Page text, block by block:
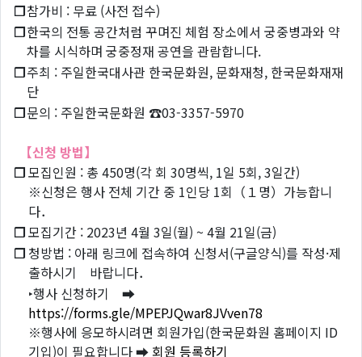
❐참가비 : 무료 (사전 접수)
❐한국의 전통 공간처럼 꾸며진 체험 장소에서 궁중병과와 약
차를 시식하며 궁중정재 공연을 관람합니다.
❐주최 : 주일한국대사관 한국문화원, 문화재청, 한국문화재재
단
❐문의 : 주일한국문화원 ☎03-3357-5970
【신청 방법】
❐모집인원 : 총 450명(각 회 30명씩, 1일 5회, 3일간)
※신청은 행사 전체 기간 중 1인당 1회（１명）가능합니
다．
❐모집기간 : 2023년 4월 3일(월) ~ 4월 21일(금)
❐ 청방법 : 아래 링크에 접속하여 신청서(구글양식)를 작성·제
출하시기 바랍니다．
‣행사 신청하기 ➡
https://forms.gle/MPEPJQwar8JVven78
※행사에 응모하시려면 회원가입(한국문화원 홈페이지 ID
기입)이 필요합니다 ➡ 회원 등록하기